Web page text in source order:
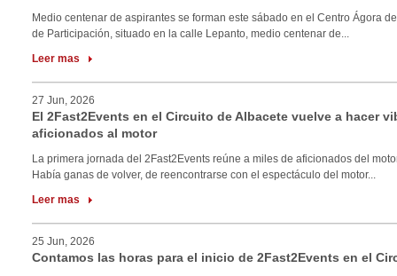
Medio centenar de aspirantes se forman este sábado en el Centro Ágora
de Participación, situado en la calle Lepanto, medio centenar de...
Leer mas
27 Jun, 2026
El 2Fast2Events en el Circuito de Albacete vuelve a hacer
aficionados al motor
La primera jornada del 2Fast2Events reúne a miles de aficionados del
Había ganas de volver, de reencontrarse con el espectáculo del motor...
Leer mas
25 Jun, 2026
Contamos las horas para el inicio de 2Fast2Events en el